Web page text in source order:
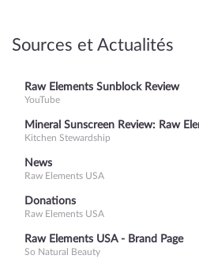
Sources et Actualités
Raw Elements Sunblock Review
YouTube
Mineral Sunscreen Review: Raw
Kitchen Stewardship
News
Raw Elements USA
Donations
Raw Elements USA
Raw Elements USA - Brand Page
So Natural Beauty